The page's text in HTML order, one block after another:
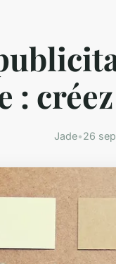
:
Jade•26